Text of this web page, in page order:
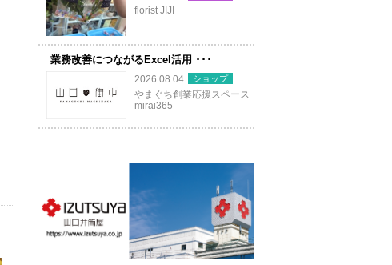
florist JIJI
業務改善につながるExcel活用 ･･･
2026.08.04
ショップ
やまぐち創業応援スペース
mirai365